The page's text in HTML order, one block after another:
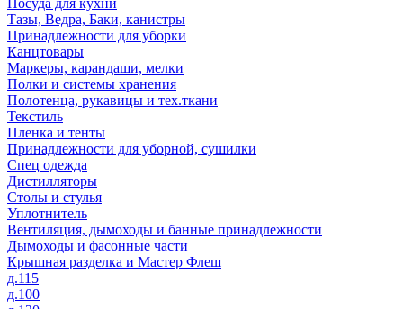
Посуда для кухни
Тазы, Ведра, Баки, канистры
Принадлежности для уборки
Канцтовары
Маркеры, карандаши, мелки
Полки и системы хранения
Полотенца, рукавицы и тех.ткани
Текстиль
Пленка и тенты
Принадлежности для уборной, сушилки
Спец одежда
Дистилляторы
Столы и стулья
Уплотнитель
Вентиляция, дымоходы и банные принадлежности
Дымоходы и фасонные части
Крышная разделка и Мастер Флеш
д.115
д.100